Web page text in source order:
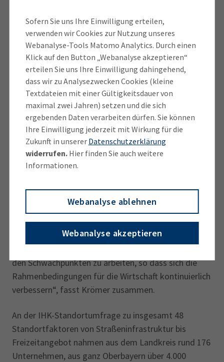
Sofern Sie uns Ihre Einwilligung erteilen,
verwenden wir Cookies zur Nutzung unseres
Webanalyse-Tools Matomo Analytics. Durch einen
Klick auf den Button „Webanalyse akzeptieren“
erteilen Sie uns Ihre Einwilligung dahingehend,
dass wir zu Analysezwecken Cookies (kleine
Textdateien mit einer Gültigkeitsdauer von
maximal zwei Jahren) setzen und die sich
ergebenden Daten verarbeiten dürfen. Sie können
Ihre Einwilligung jederzeit mit Wirkung für die
Zukunft in unserer Datenschutzerklärung
widerrufen.Hier finden Sie auch weitere
Informationen.
Webanalyse ablehnen
Webanalyse akzeptieren
Breitbandversorgung und den Energiekosten“,
kommentiert Christian Krömer, Vorsitzender des
IHK-Regionalausschusses Neuburg-Schrobenhausen.
„Der Landkreis ist auf einem guten Weg. Im Mix aller
Faktoren ist er sehr attraktiv für die Wirtschaft“,
erklärt er weiter. „Nachdenklich muss uns aber
stimmen, dass die Erweiterungs- und
Investitionsbereitschaft vieler Unternehmen weiter
sinkt und Unternehmensverkleinerungen zunehmen.
Diese haben sich zum Beispiel in den letzten drei
Jahren auf 8 Prozent verdoppelt. Die Ergebnisse
ständigen über den Familienbetrieb bis hin zum
großen Mittelständler oder Konzern – optimale
Bedingungen zu bieten. Umso wichtiger ist der
den Schwachpunkten zu arbeiten, so dass sich die
Rahmen­bedingungen für die Wirtschaft kontinuierlich
verbessern“, fasst Krömer zusammen.
An der IHK-Standortumfrage zu insgesamt 48
Standortfaktoren von Straßeninfrastruktur bis
Freizeitangebot nahmen aus dem Landkreis rund 176
Unternehmen, aus ganz Oberbayern über 4.000